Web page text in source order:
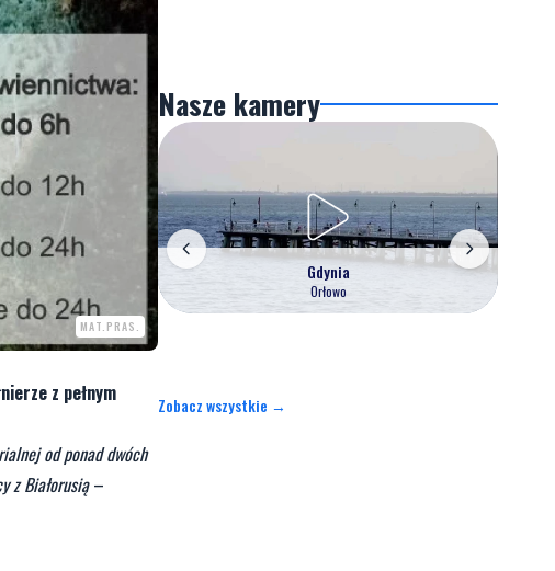
MAT.PRAS.
z pełnym
od ponad dwóch
z Białorusią–
Nasze kamery
Gdynia
Orłowo
Zobacz wszystkie →